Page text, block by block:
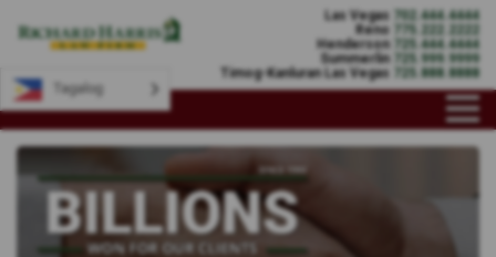
Las Vegas 702.444.4444
Reno 775.222.2222
Henderson 725.444.4444
Summerlin 725.999.9999
Timog-Kanluran Las Vegas 725.888.8888
Tagalog